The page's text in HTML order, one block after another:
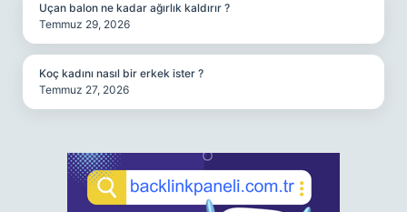
Uçan balon ne kadar ağırlık kaldırır ?
Temmuz 29, 2026
Koç kadını nasıl bir erkek ister ?
Temmuz 27, 2026